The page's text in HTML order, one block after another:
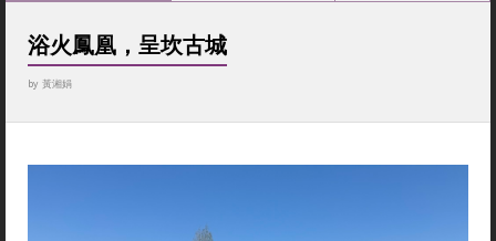
浴火鳳凰，呈坎古城
by 黃湘娟